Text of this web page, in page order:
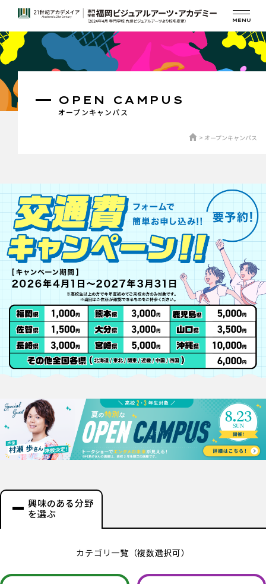
オープンキャンパス
OPEN CAMPUS
オープンキャンパス
興味のある分野
を選ぶ
カテゴリ一覧（複数選択可）